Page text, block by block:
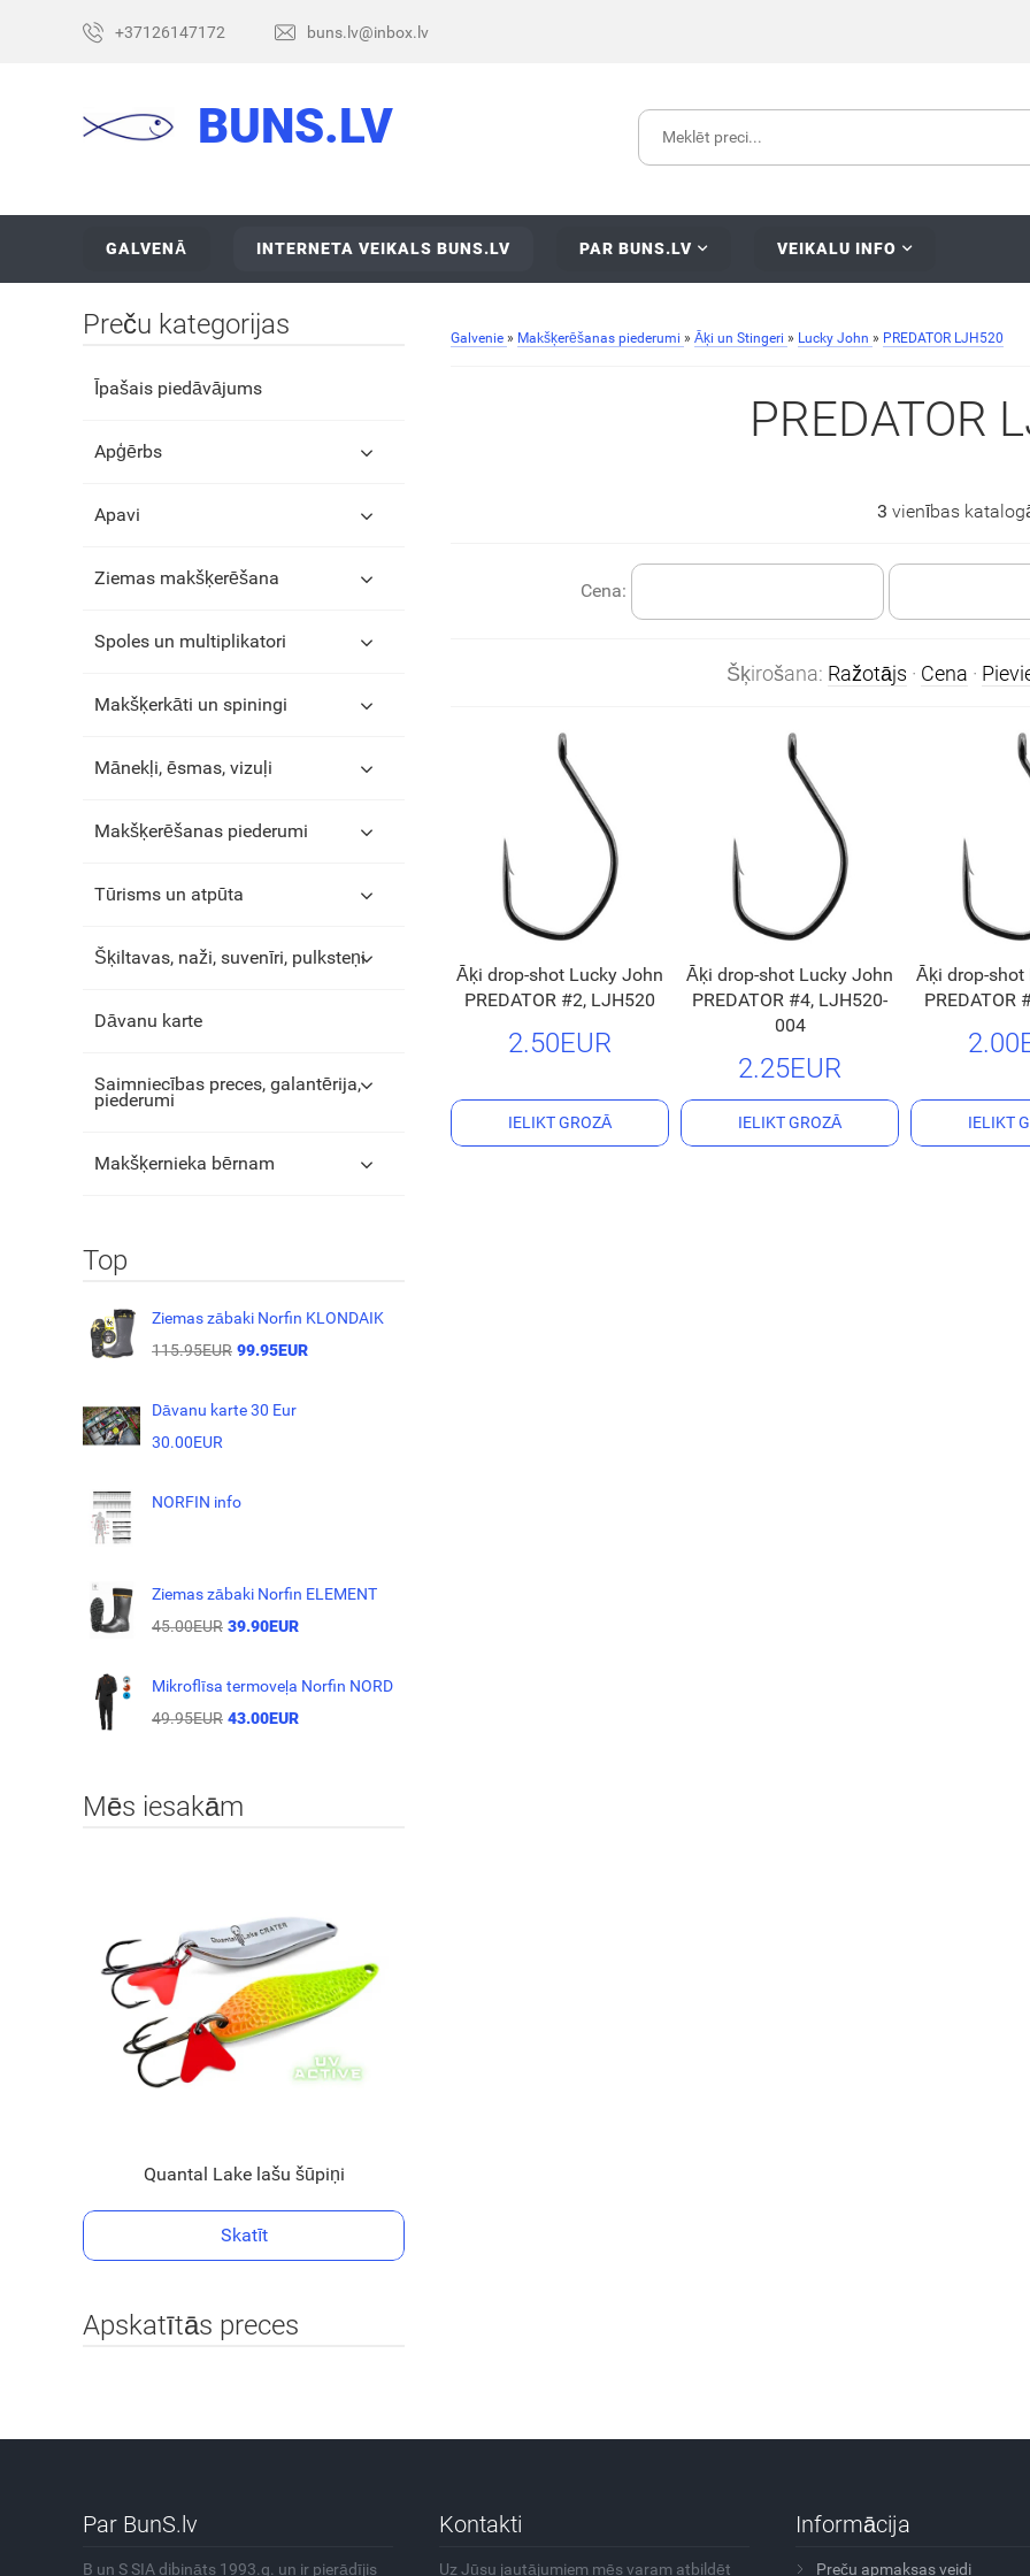
+37126147172 buns.lv@inbox.lv
BUNS.LV
GALVENĀ INTERNETA VEIKALS BUNS.LV PAR BUNS.LV VEIKALU INFO
Galvenie » Makšķerēšanas piederumi » Āķi un Stingeri » Lucky John » PREDATOR LJH520
PREDATOR
3 vienības
Cena:
Šķirošana: Ražotājs · Cena ·
Āķi drop-shot Lucky John
PREDATOR #2, LJH520
2.50EUR
IELIKT GROZĀ
Āķi drop-shot Lucky John
PREDATOR #4, LJH520-
004
2.25EUR
IELIKT GROZĀ
Āķi drop-shot
PREDATOR
IELIKT
Preču kategorijas
Īpašais piedāvājums
Apģērbs
Apavi
Ziemas makšķerēšana
Spoles un multiplikatori
Makšķerkāti un spiningi
Mānekļi, ēsmas, vizuļi
Makšķerēšanas piederumi
Tūrisms un atpūta
Šķiltavas, naži, suvenīri, pulksteņi
Dāvanu karte
Saimniecības preces, galantērija,
piederumi
Makšķernieka bērnam
Top
Ziemas zābaki Norfin KLONDAIK
115.95EUR 99.95EUR
Dāvanu karte 30 Eur
30.00EUR
NORFIN info
Ziemas zābaki Norfin ELEMENT
45.00EUR 39.90EUR
Mikroflīsa termoveļa Norfin NORD
49.95EUR 43.00EUR
Mēs iesakām
Quantal Lake lašu šūpiņi
Skatīt
Apskatītās preces
Par BunS.lv
B un S SIA dibināts 1993.g. un ir pierādījis
Kontakti
Uz Jūsu jautājumiem mēs varam atbildēt
Informācija
Preču apmaksas veidi